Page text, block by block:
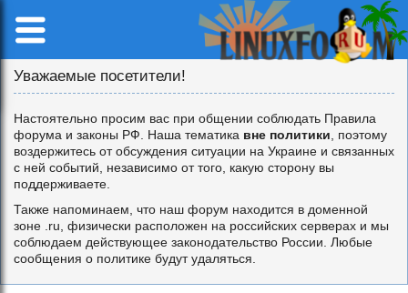
Уважаемые посетители!
Настоятельно просим вас при общении соблюдать Правила
форума и законы РФ. Наша тематика вне политики, поэтому
воздержитесь от обсуждения ситуации на Украине и связанных
с ней событий, независимо от того, какую сторону вы
поддерживаете.
Также напоминаем, что наш форум находится в доменной
зоне .ru, физически расположен на российских серверах и мы
соблюдаем действующее законодательство России. Любые
сообщения о политике будут удаляться.